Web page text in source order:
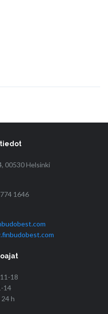
00530 Helsinki
1646
18
14
h